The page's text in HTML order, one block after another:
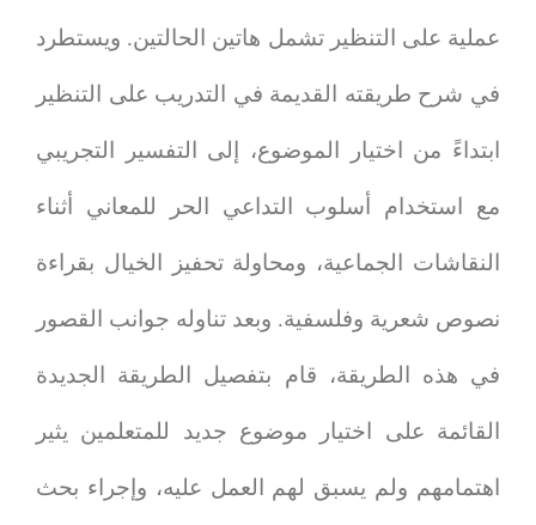
عملية على التنظير تشمل هاتين الحالتين. ويستطرد
في شرح طريقته القديمة في التدريب على التنظير
ابتداءً من اختيار الموضوع، إلى التفسير التجريبي
مع استخدام أسلوب التداعي الحر للمعاني أثناء
النقاشات الجماعية، ومحاولة تحفيز الخيال بقراءة
نصوص شعرية وفلسفية. وبعد تناوله جوانب القصور
في هذه الطريقة، قام بتفصيل الطريقة الجديدة
القائمة على اختيار موضوع جديد للمتعلمين يثير
اهتمامهم ولم يسبق لهم العمل عليه، وإجراء بحث